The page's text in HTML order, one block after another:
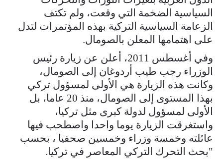
السياسية الضخمة التي وقعت، ولم تكتف
الزعامة السياسية التركية بهذه المؤتمرات لتدل
على اهتمامها المعلن بالصومال.
وفي أغسطس 2011، أعلن عن زيارة رئيس
الوزراء رجب طيب أردوغان إلى الصومال،
وكانت هذه الزيارة هي الأولى لمسؤول تركي
بهذا المستوى إلى الصومال، منذ 20 عاما، بل
الأولى لمسؤول لدولة كبرى مثل تركيا،
واستغرقت الزيارة يوما واحدا واصطحب فيها
عائلته وخمسة وزراء وخمسين صحفيا ، بحسب
"بحث التحرك التركي المعاصر في تركيا.